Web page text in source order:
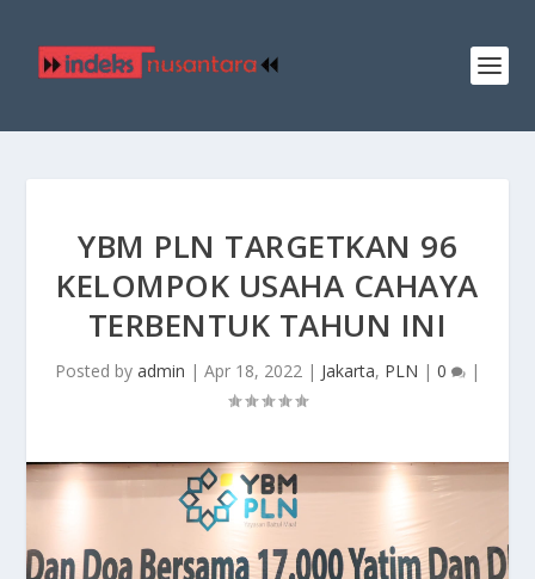
YBM PLN TARGETKAN 96
KELOMPOK USAHA CAHAYA
TERBENTUK TAHUN INI
Posted by admin | Apr 18, 2022 | Jakarta, PLN | 0 |